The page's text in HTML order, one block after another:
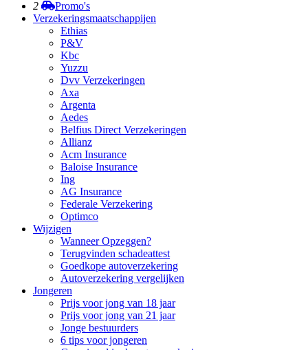
2
Promo's
Verzekeringsmaatschappijen
Ethias
P&V
Kbc
Yuzzu
Dvv Verzekeringen
Axa
Argenta
Aedes
Belfius Direct Verzekeringen
Allianz
Acm Insurance
Baloise Insurance
Ing
AG Insurance
Federale Verzekering
Optimco
Wijzigen
Wanneer Opzeggen?
Terugvinden schadeattest
Goedkope autoverzekering
Autoverzekering vergelijken
Jongeren
Prijs voor jong van 18 jaar
Prijs voor jong van 21 jaar
Jonge bestuurders
6 tips voor jongeren